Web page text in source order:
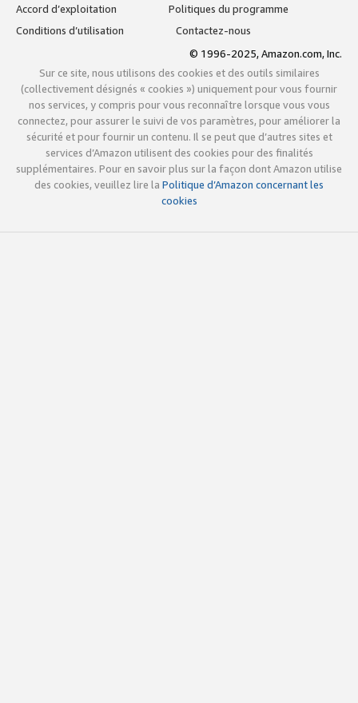
Accord d’exploitation
Politiques du programme
Conditions d’utilisation
Contactez-nous
© 1996-2025, Amazon.com, Inc.
Sur ce site, nous utilisons des cookies et des outils similaires
(collectivement désignés « cookies ») uniquement pour vous fournir
nos services, y compris pour vous reconnaître lorsque vous vous
connectez, pour assurer le suivi de vos paramètres, pour améliorer la
sécurité et pour fournir un contenu. Il se peut que d’autres sites et
services d’Amazon utilisent des cookies pour des finalités
supplémentaires. Pour en savoir plus sur la façon dont Amazon utilise
des cookies, veuillez lire la Politique d’Amazon concernant les
cookies